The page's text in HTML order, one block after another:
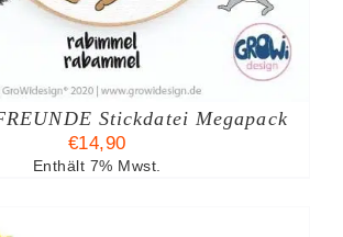
Stickdatei Megapack
€14,90
Enthält 7% Mwst.